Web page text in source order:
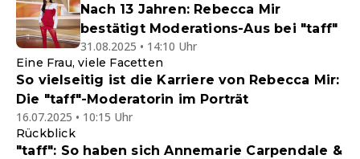
Nach 13 Jahren: Rebecca Mir
bestätigt Moderations-Aus bei "taff"
31.08.2025 • 14:10 Uhr
Eine Frau, viele Facetten
So vielseitig ist die Karriere von Rebecca Mir:
Die "taff"-Moderatorin im Porträt
16.07.2025 • 10:15 Uhr
Rückblick
"taff": So haben sich Annemarie Carpendale &